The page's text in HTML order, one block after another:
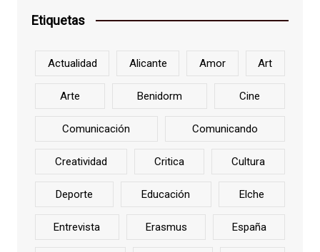
Etiquetas
Actualidad Alicante Amor Art
Arte Benidorm Cine
Comunicación Comunicando
Creatividad Critica Cultura
Deporte Educación Elche
Entrevista Erasmus España